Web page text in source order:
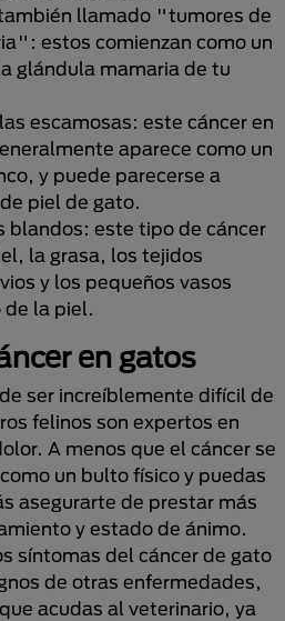
llamado "tumores de
estos comienzan como un
glándula mamaria de tu
escamosas: este cáncer en
aparece como un
y puede parecerse a
piel de gato.
blandos: este tipo de cáncer
la grasa, los tejidos
y los pequeños vasos
de la piel.
en gatos
ser increíblemente difícil de
felinos son expertos en
A menos que el cáncer se
un bulto físico y puedas
asegurarte de prestar más
y estado de ánimo.
síntomas del cáncer de gato
de otras enfermedades,
acudas al veterinario, ya